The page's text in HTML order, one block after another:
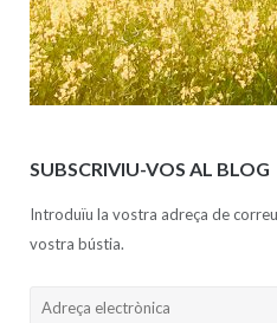
SUBSCRIVIU-VOS AL BLOG
Introduïu la vostra adreça de
vostra bústia.
Adreça